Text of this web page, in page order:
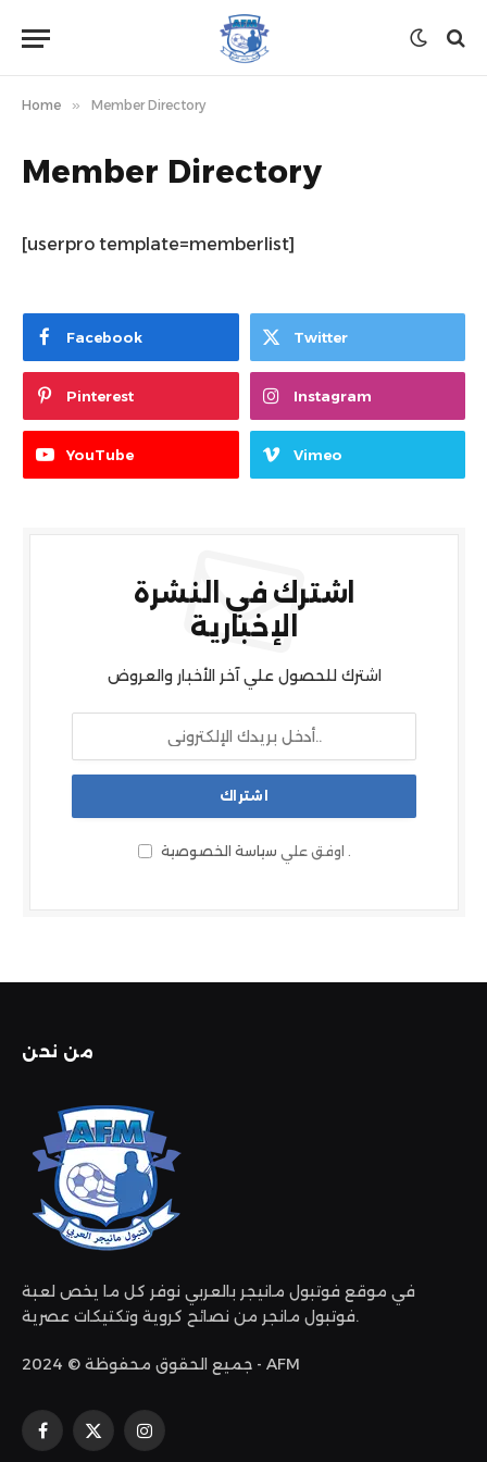
Home » Member Directory
Member Directory
[userpro template=memberlist]
Facebook Twitter
Pinterest Instagram
YouTube Vimeo
اشترك في النشرة
الإخبارية
اشترك للحصول علي آخر الأخبار والعروض
اوفق علي سياسة الخصوصية .
من نحن
في موقع فوتبول مانيجر بالعربي نوفر كل ما يخص لعبة
فوتبول مانجر من نصائح كروية وتكتيكات عصرية.
جميع الحقوق محفوظة © 2024 - AFM
فيسبوك
X
الانستغرام